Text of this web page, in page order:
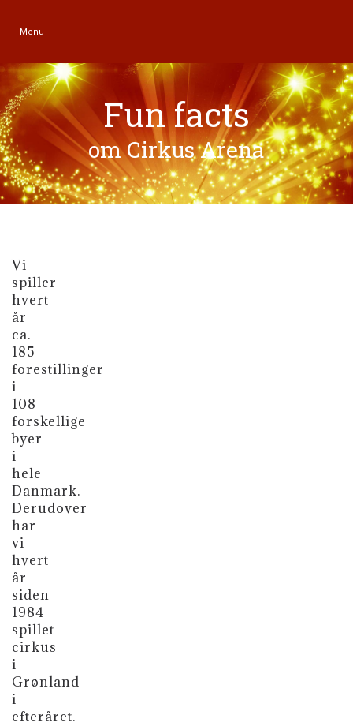
Menu
Fun facts
om Cirkus Arena
Vi
spiller
hvert
år
ca.
185
forestillinger
i
108
forskellige
byer
i
hele
Danmark.
Derudover
har
vi
hvert
år
siden
1984
spillet
cirkus
i
Grønland
i
efteråret.